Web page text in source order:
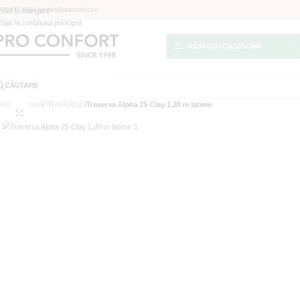
Salt la navigare
Salt la conținutul principal
777 698/contact@proconfort.eu
RĂSFOIȚI CATEGORII
CĂUTARE
Prima pagină/TRAVERSE/Traversa Alpha 25 Clay 1.20 m latime